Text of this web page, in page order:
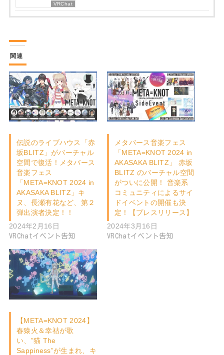
VRChat
関連
伝説のライブハウス「赤
坂BLITZ」がバーチャル
空間で復活！メタバース
音楽フェス
「META=KNOT 2024 in
AKASAKA BLITZ」キ
ヌ、長瀬有花など、第２
弾出演者決定！！
2024年2月16日
VRChatイベント告知
メタバース音楽フェス
「META=KNOT 2024 in
AKASAKA BLITZ」 赤坂
BLITZ のバーチャル空間
がついに公開！ 音楽系
コミュニティによるサイ
ドイベントの開催も決
定！【プレスリリース】
2024年3月16日
VRChatイベント告知
【META=KNOT 2024】
春猿火＆幸祜が歌
い、”猫 The
Sappiness”が生まれ、キ